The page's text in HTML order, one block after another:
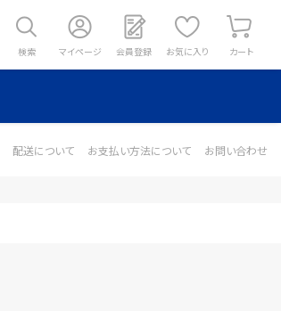
検索 マイページ 会員登録 お気に入り カート
配送について お支払い方法について お問い合わせ